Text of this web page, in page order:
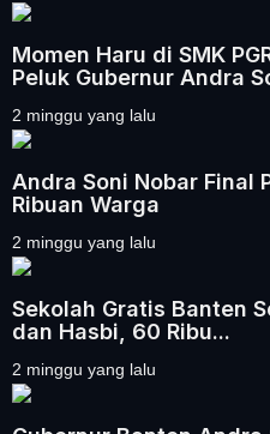
Momen Haru di SMK
Peluk Gubernur Andra
2 minggu yang lalu
Andra Soni Nobar Final
Ribuan Warga
2 minggu yang lalu
Sekolah Gratis Banten
dan Hasbi, 60 Ribu...
2 minggu yang lalu